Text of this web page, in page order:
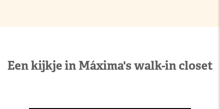
Een kijkje in Máxima's walk-in closet